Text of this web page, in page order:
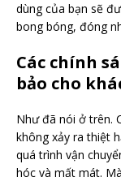
dùng của bạn sẽ
bong bóng, đóng
Các chính
bảo cho
Như đã nói ở trên.
không xảy ra thiệt
quá trình vận
hóc và mất mát.